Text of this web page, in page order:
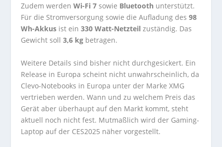
Zudem werdenWi-Fi 7 sowie Bluetooth unterstützt.
Für die Stromversorgung sowie die Aufladung des 98
Wh-Akkus ist ein330 Watt-Netzteilzuständig. Das
Gewicht soll3,6 kg betragen.
Weitere Details sind bisher nicht durchgesickert. Ein
Release in Europa scheint nicht unwahrscheinlich, da
Clevo-Notebooks in Europa unter der Marke XMG
vertrieben werden. Wann und zu welchem Preis das
Gerät aber überhaupt auf den Markt kommt, steht
aktuell noch nicht fest. Mutmaßlich wird der Gaming-
Laptop auf der CES2025 näher vorgestellt.